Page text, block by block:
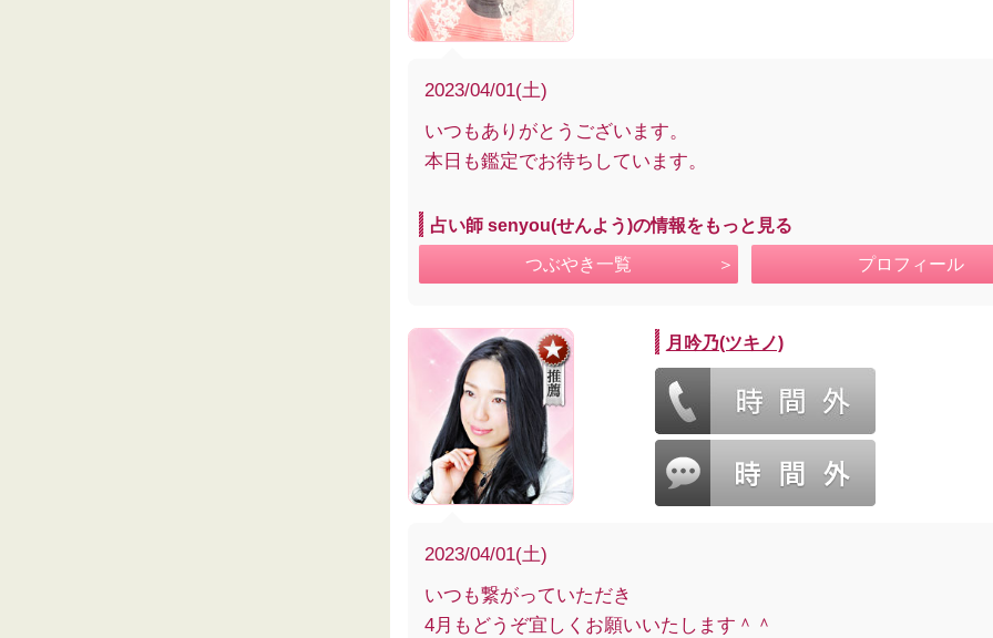
2023/04/01(土)
いつもありがとうございます。
本日も鑑定でお待ちしています。
占い師 senyou(せんよう)の情報をもっと見る
つぶやき一覧 プロフィール
月吟乃(ツキノ)
2023/04/01(土)
いつも繋がっていただき
4月もどうぞ宜しくお願いいたします＾＾